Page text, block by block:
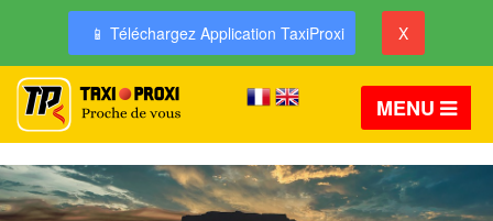
📱 Téléchargez Application TaxiProxi X
MENU